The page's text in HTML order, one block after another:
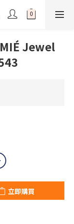
Jewel
立即購買